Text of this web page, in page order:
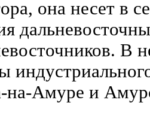
она несет в
В
на-Амуре и